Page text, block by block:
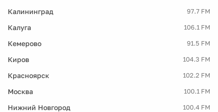
Калининград 97.7 FM
Калуга 106.1 FM
Кемерово 91.5 FM
Киров 104.3 FM
Красноярск 102.2 FM
Москва 100.1 FM
Нижний Новгород 100.4 FM